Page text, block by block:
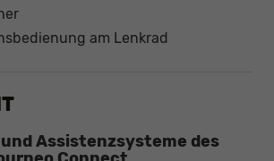
am Lenkrad
Assistenzsysteme des